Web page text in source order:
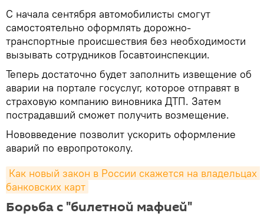
С начала сентября автомобилисты смогут
самостоятельно оформлять дорожно-
транспортные происшествия без необходимости
вызывать сотрудников Госавтоинспекции.
Теперь достаточно будет заполнить извещение об
аварии на портале госуслуг, которое отправят в
страховую компанию виновника ДТП. Затем
пострадавший сможет получить возмещение.
Нововведение позволит ускорить оформление
аварий по европротоколу.
Как новый закон в России скажется на владельцах
банковских карт
Борьба с "билетной мафией"